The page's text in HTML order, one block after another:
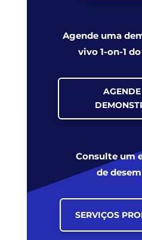
Agende uma
vivo 1-on-1
Consulte um
de
SERVIÇOS